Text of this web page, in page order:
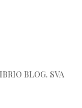
BLOG. SVA